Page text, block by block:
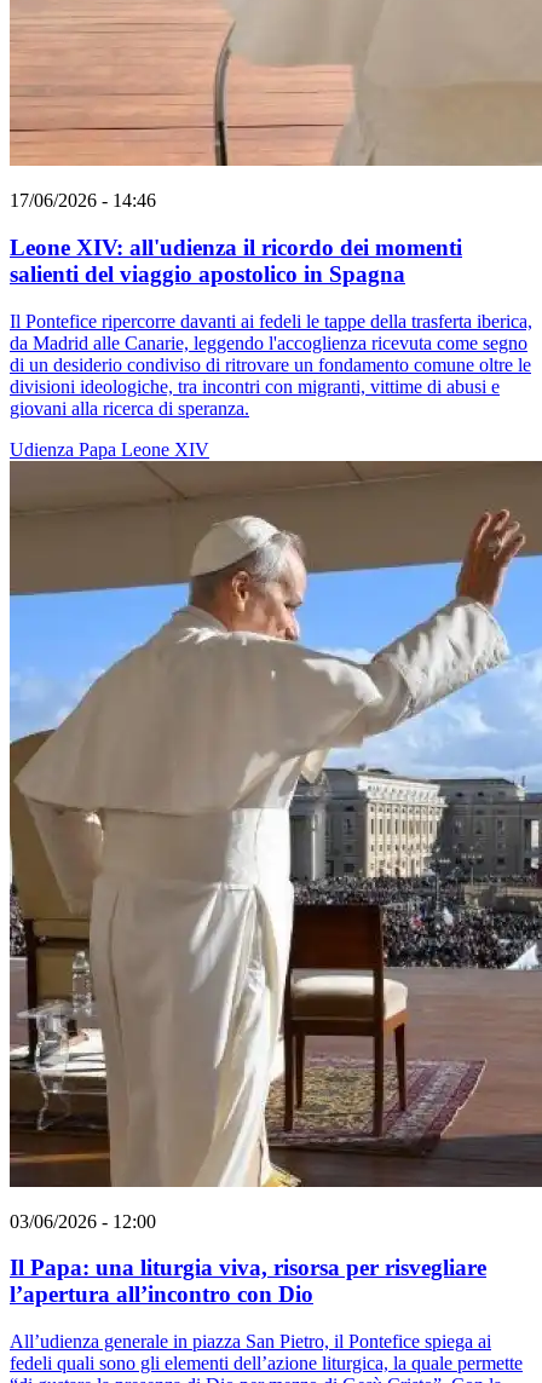
17/06/2026 - 14:46
Leone XIV: all'udienza il ricordo dei momenti
salienti del viaggio apostolico in Spagna
Il Pontefice ripercorre davanti ai fedeli le tappe della trasferta iberica,
da Madrid alle Canarie, leggendo l'accoglienza ricevuta come segno
di un desiderio condiviso di ritrovare un fondamento comune oltre le
divisioni ideologiche, tra incontri con migranti, vittime di abusi e
giovani alla ricerca di speranza.
Udienza Papa Leone XIV
03/06/2026 - 12:00
Il Papa: una liturgia viva, risorsa per risvegliare
l’apertura all’incontro con Dio
All’udienza generale in piazza San Pietro, il Pontefice spiega ai
fedeli quali sono gli elementi dell’azione liturgica, la quale permette